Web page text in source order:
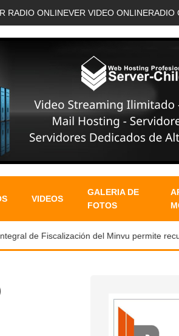
RADIO ONLINEVER VIDEO ONLINERADIO
VIDEOS
GALERIA DE
FOTOS
de Fiscalización del Minvu permite